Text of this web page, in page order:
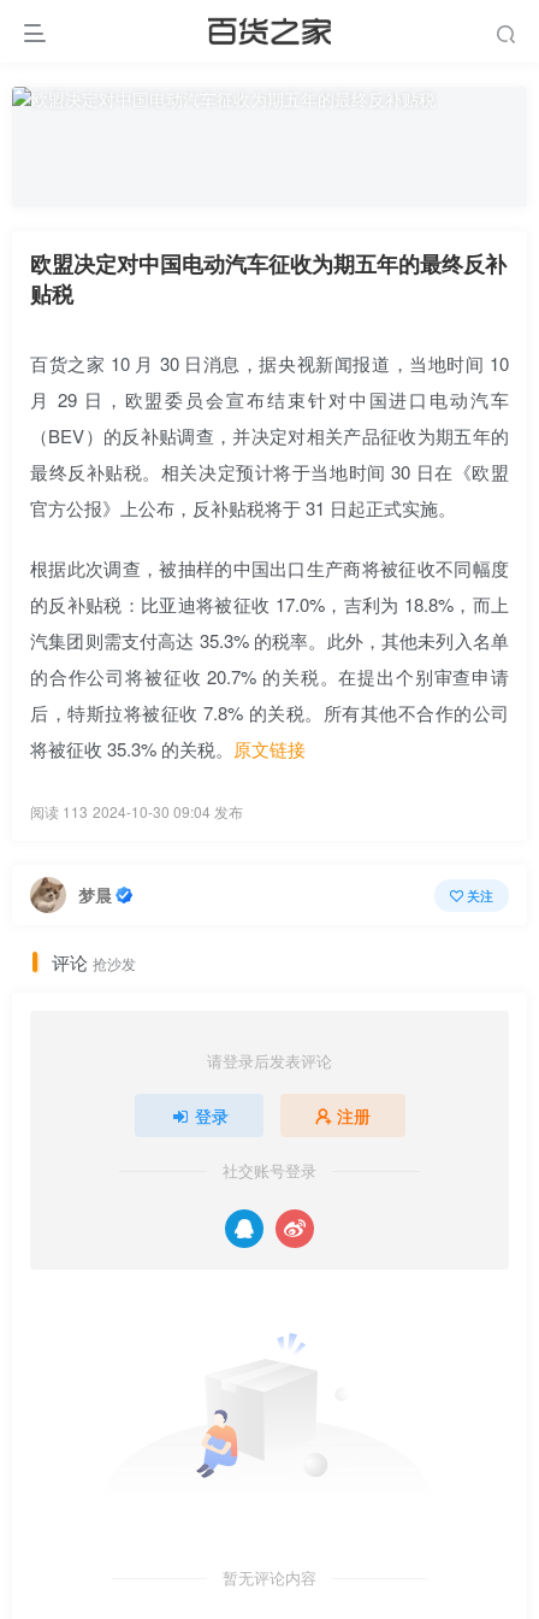
欧盟决定对中国电动汽车征收为期五年的最终反补
贴税
百货之家 10 月 30 日消息，据央视新闻报道，当地时间 10
月 29 日，欧盟委员会宣布结束针对中国进口电动汽车
（BEV）的反补贴调查，并决定对相关产品征收为期五年的
最终反补贴税。相关决定预计将于当地时间 30 日在《欧盟
官方公报》上公布，反补贴税将于 31 日起正式实施。
根据此次调查，被抽样的中国出口生产商将被征收不同幅度
的反补贴税：比亚迪将被征收 17.0%，吉利为 18.8%，而上
汽集团则需支付高达 35.3% 的税率。此外，其他未列入名单
的合作公司将被征收 20.7% 的关税。在提出个别审查申请
后，特斯拉将被征收 7.8% 的关税。所有其他不合作的公司
将被征收 35.3% 的关税。 原文链接
阅读 113 2024-10-30 09:04 发布
梦晨 关注
评论 抢沙发
请登录后发表评论
登录 注册
社交账号登录
暂无评论内容